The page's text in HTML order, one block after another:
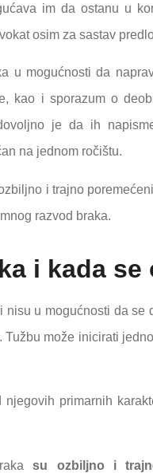
im da ostanu u
osim za sastav
u mogućnosti da
kao i sporazum o
je da ih
na jednom ročištu.
i trajno
razvod braka.
i kada
u mogućnosti da se
može inicirati
primarnih
su ozbiljno i